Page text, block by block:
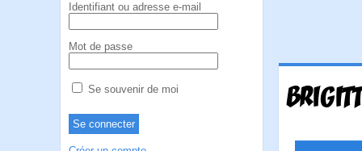
Identifiant ou adresse e-mail
Mot de passe
Se souvenir de moi